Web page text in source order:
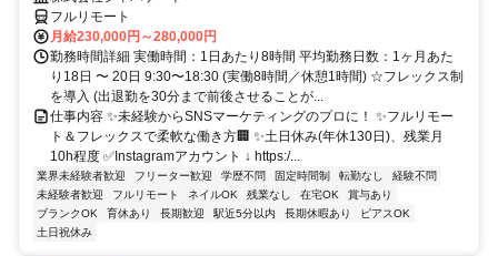
フルリモート
月給230,000円～280,000円
勤務時間詳細 実働時間：1日あたり8時間 平均勤務日数：1ヶ月あた
り18日 〜 20日 9:30〜18:30 (実働8時間／休憩1時間) ☆フレックス制
を導入 (出退勤を30分まで前後させることが...
仕事内容 ✨未経験からSNSマーケティングのプロに！ ✨フルリモー
ト＆フレックスで柔軟な働き方🏢 ✨土日休み(年休130日)、残業月
10h程度 ✅Instagramアカウント ↓ https:/...
業界未経験者歓迎 フリーター歓迎 学歴不問 固定時間制 転勤なし
経験不問
未経験者歓迎
フルリモート ネイルOK 残業なし 在宅OK
賞与あり
ブランクOK
育休あり 長期歓迎 駅近5分以内 長期休暇あり
ピアスOK
土日祝休み